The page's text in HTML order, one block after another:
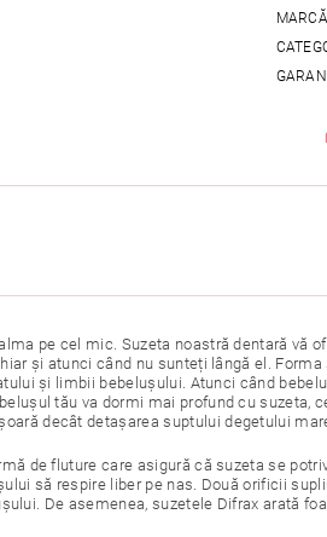
MARCĂ
pe cel mic. Suzeta noastră dentară vă
și atunci când nu sunteți lângă el.
și limbii bebelușului. Atunci când
tău va dormi mai profund cu suzeta,
decât detașarea suptului degetului
de fluture care asigură că suzeta se
să respire liber pe nas. Două orificii
De asemenea, suzetele Difrax arată